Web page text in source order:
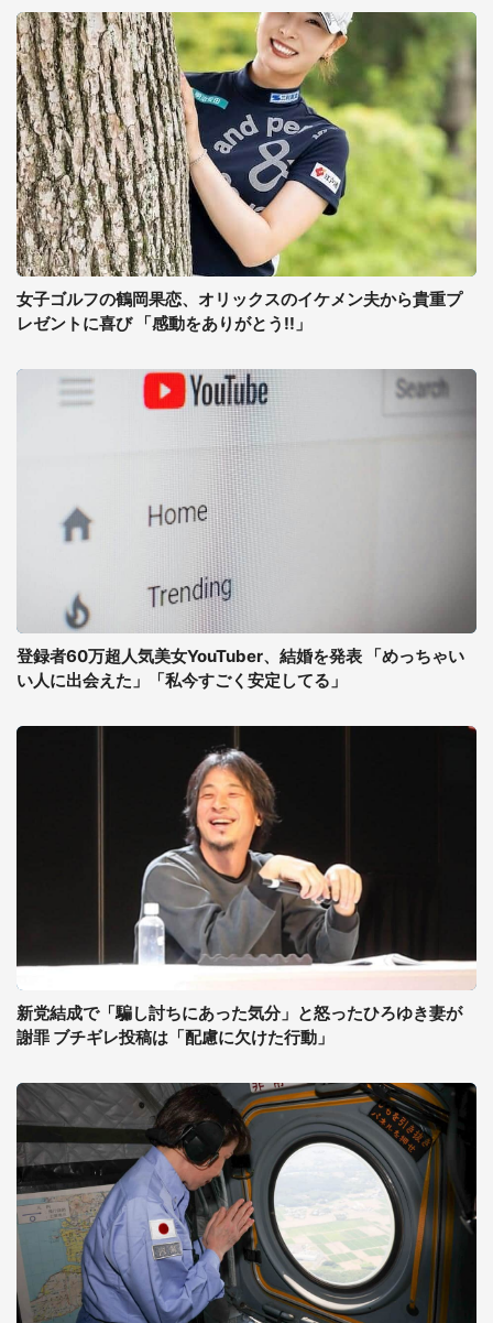
女子ゴルフの鶴岡果恋、オリックスのイケメン夫から貴重プ
レゼントに喜び 「感動をありがとう!!」
登録者60万超人気美女YouTuber、結婚を発表 「めっちゃい
い人に出会えた」「私今すごく安定してる」
新党結成で「騙し討ちにあった気分」と怒ったひろゆき妻が
謝罪 ブチギレ投稿は「配慮に欠けた行動」